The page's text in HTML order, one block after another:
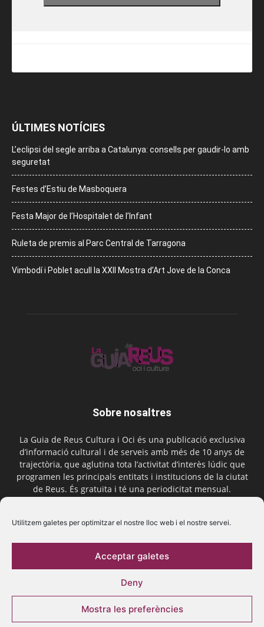
Utilitzem galetes per optimitzar el nostre lloc web i el nostre servei.
Acceptar galetes
Deny
Mostra les preferències
ÚLTIMES NOTÍCIES
L’eclipsi del segle arriba a Catalunya: consells per gaudir-lo amb
seguretat
Festes d’Estiu de Masboquera
Festa Major de l’Hospitalet de l’Infant
Ruleta de premis al Parc Central de Tarragona
Vimbodí i Poblet acull la XXII Mostra d’Art Jove de la Conca
Sobre nosaltres
La Guia de Reus Cultura i Oci és una publicació exclusiva
d’informació cultural i de serveis amb més de 10 anys de
trajectòria, que aglutina tota l’activitat d’interès lúdic que
programen les principals entitats i institucions de la ciutat
de Reus. És gratuïta i té una periodicitat mensual.
Segueix-nos